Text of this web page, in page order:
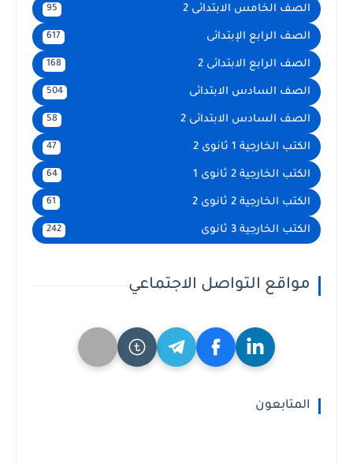
الصف الخامس الابتدائى 2 95
الصف الرابع الإبتدائى 617
الصف الرابع الابتدائى 2 168
الصف السادس الابتدائى 504
الصف السادس الابتدائى 2 58
الكتب الخارجية 1 ثانوى 2 47
الكتب الخارجية 2 ثانوى 1 64
الكتب الخارجية 2 ثانوى 2 61
الكتب الخارجية 3 ثانوى 242
مواقع التواصل الاجتماعي
المتابعون